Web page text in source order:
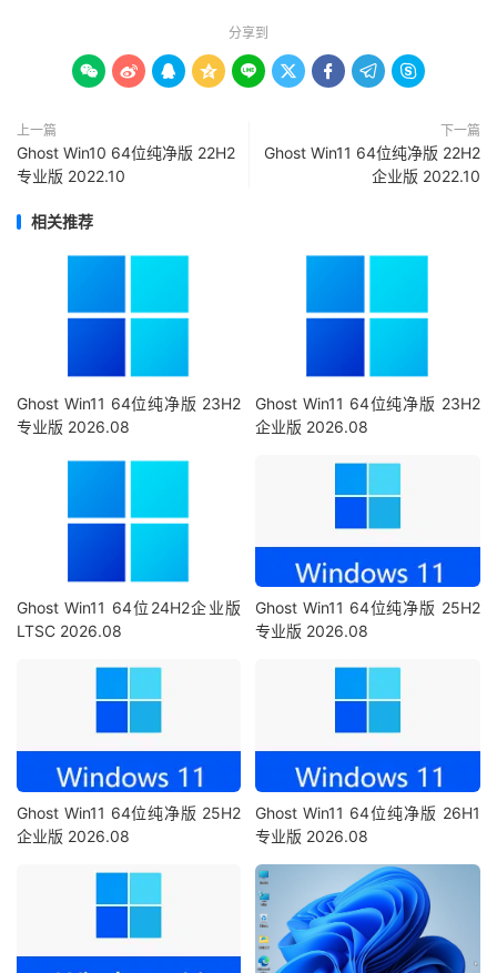
分享到
        
上一篇
Ghost Win10 64位纯净版 22H2
专业版 2022.10
下一篇
Ghost Win11 64位纯净版 22H2
企业版 2022.10
相关推荐
Ghost Win11 64位纯净版 23H2
专业版 2026.08
Ghost Win11 64位纯净版 23H2
企业版 2026.08
Ghost Win11 64位24H2企业版
LTSC 2026.08
Ghost Win11 64位纯净版 25H2
专业版 2026.08
Ghost Win11 64位纯净版 25H2
企业版 2026.08
Ghost Win11 64位纯净版 26H1
专业版 2026.08